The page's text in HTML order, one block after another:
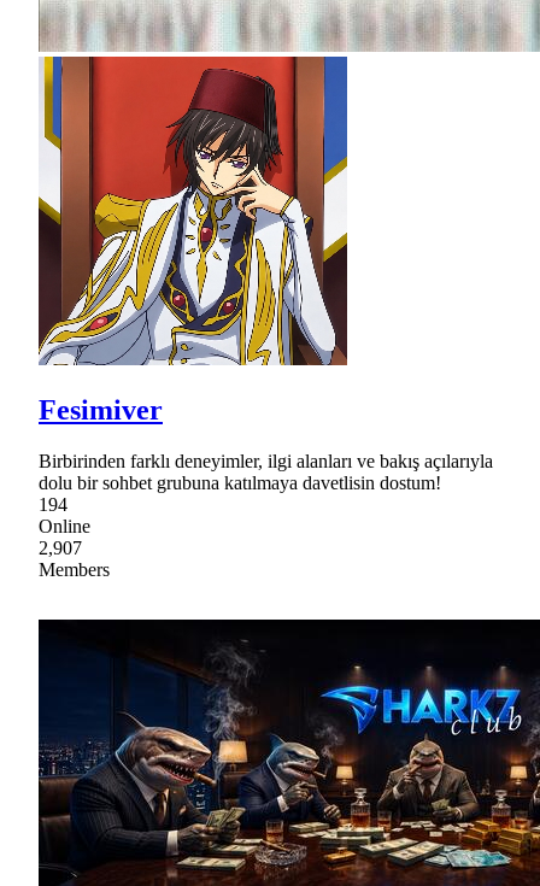
Fesimiver
Birbirinden farklı deneyimler, ilgi alanları ve bakış açılarıyla
dolu bir sohbet grubuna katılmaya davetlisin dostum!
194
Online
2,907
Members